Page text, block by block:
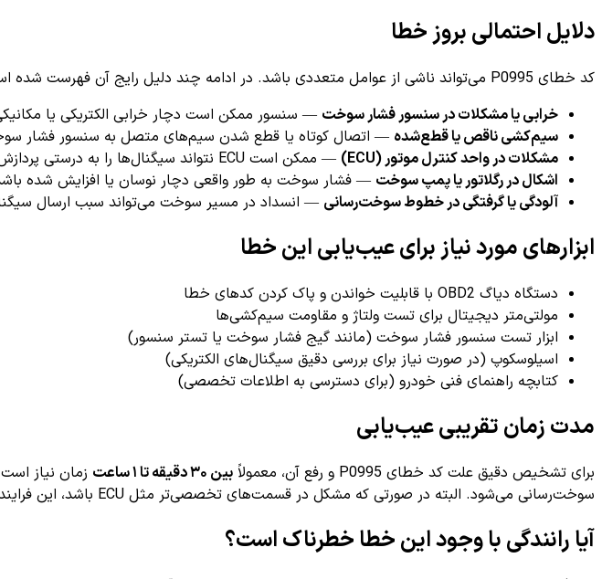
دلایل احتمالی بروز خطا
کد خطای P0995 می‌تواند ناشی از عوامل متعددی باشد. در ادامه چند دلیل رایج آن فهرست شده است:
خرابی یا مشکلات در سنسور فشار سوخت — سنسور ممکن است دچار خرابی الکتریکی یا
سیم‌کشی ناقص یا قطع‌شده — اتصال کوتاه یا قطع شدن سیم‌های متصل به سنسور فشار
مشکلات در واحد کنترل موتور (ECU)
— ممکن است ECU نتواند سیگنال‌ها را به درستی پردازش کند.
اشکال در رگلاتور یا پمپ سوخت — فشار سوخت به طور واقعی دچار نوسان یا افزایش شده
آلودگی یا گرفتگی در خطوط سوخت‌رسانی — انسداد در مسیر سوخت می‌تواند سبب ارسال
ابزارهای مورد نیاز برای عیب‌یابی این خطا
دستگاه دیاگ OBD2 با قابلیت خواندن و پاک کردن کدهای خطا
مولتی‌متر دیجیتال برای تست ولتاژ و مقاومت سیم‌کشی‌ها
ابزار تست سنسور فشار سوخت (مانند گیج فشار سوخت یا تستر سنسور)
اسیلوسکوپ (در صورت نیاز برای بررسی دقیق سیگنال‌های الکتریکی)
کتابچه راهنمای فنی خودرو (برای دسترسی به اطلاعات تخصصی)
مدت زمان تقریبی عیب‌یابی
برای تشخیص دقیق علت کد خطای P0995 و رفع آن، معمولاً بین ۳۰ دقیقه تا ۱ ساعت
زمان نیاز
سوخت‌رسانی می‌شود. البته در صورتی که مشکل در قسمت‌های تخصصی‌تر مثل ECU باشد، این فرایند ممکن است بیشتر طول بکشد.
آیا رانندگی با وجود این خطا خطرناک است؟